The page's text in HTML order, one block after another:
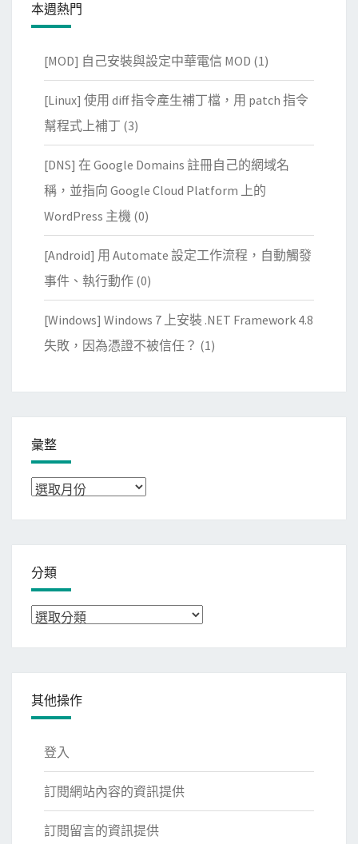
本週熱門
[MOD] 自己安裝與設定中華電信 MOD (1)
[Linux] 使用 diff 指令產生補丁檔，用 patch 指令
幫程式上補丁 (3)
[DNS] 在 Google Domains 註冊自己的網域名
稱，並指向 Google Cloud Platform 上的
WordPress 主機 (0)
[Android] 用 Automate 設定工作流程，自動觸發
事件、執行動作 (0)
[Windows] Windows 7 上安裝 .NET Framework 4.8
失敗，因為憑證不被信任？ (1)
彙整
彙
分類
分
其他操作
登入
訂閱網站內容的資訊提供
訂閱留言的資訊提供